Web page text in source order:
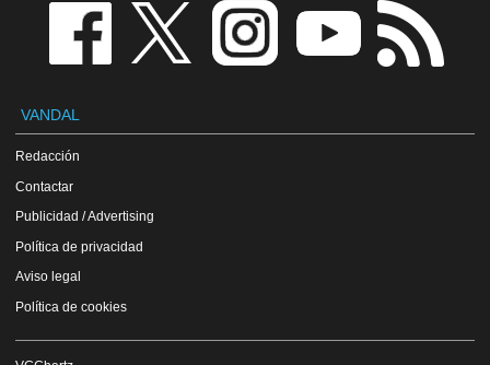
VANDAL
Redacción
Contactar
Publicidad / Advertising
Política de privacidad
Aviso legal
Política de cookies